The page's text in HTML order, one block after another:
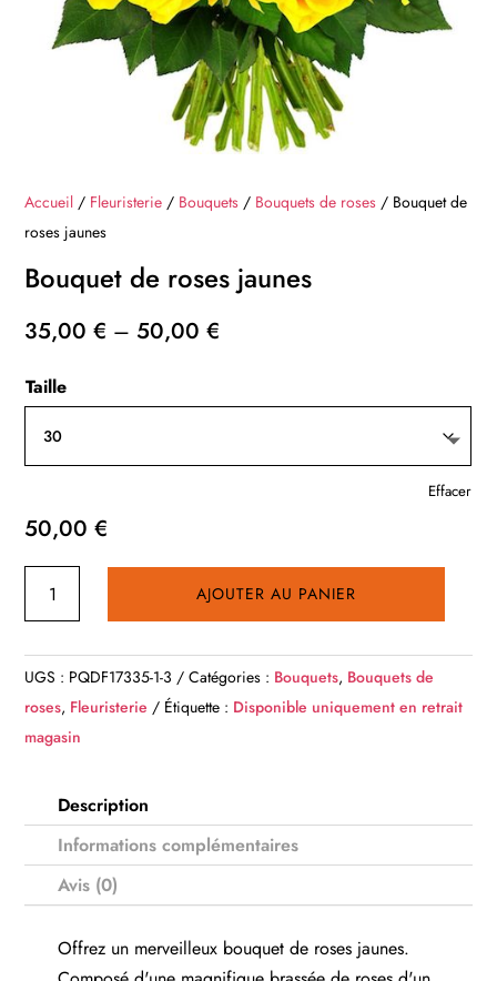
Accueil / Fleuristerie / Bouquets / Bouquets de roses / Bouquet de
roses jaunes
Bouquet de roses jaunes
35,00€ –50,00€
Taille
Effacer
50,00€
de
roses
jaunes
AJOUTER AU PANIER
UGS : PQDF17335-1-3 Catégories : Bouquets, Bouquets de
roses, Fleuristerie Étiquette : Disponible uniquement en retrait
magasin
Description
Informations complémentaires
Avis (0)
Offrez un merveilleux bouquet de roses jaunes.